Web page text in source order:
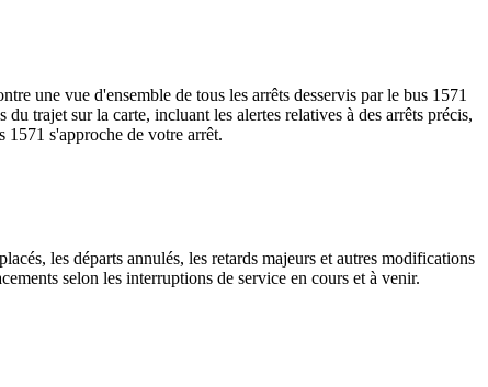
une vue d'ensemble de tous les arrêts desservis par le bus 1571
trajet sur la carte, incluant les alertes relatives à des arrêts précis,
1571 s'approche de votre arrêt.
les départs annulés, les retards majeurs et autres modifications
selon les interruptions de service en cours et à venir.